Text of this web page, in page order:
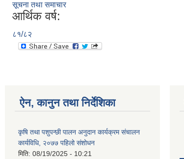
सूचना तथा समाचार
आर्थिक वर्ष:
८१/८२
ऐन, कानुन तथा निर्देशिका
कृषि तथा पशुपन्छी पालन अनुदान कार्यक्रम संचालन
कार्यविधि, २०७७ पहिलो संशोधन
मिति: 08/19/2025 - 10:21